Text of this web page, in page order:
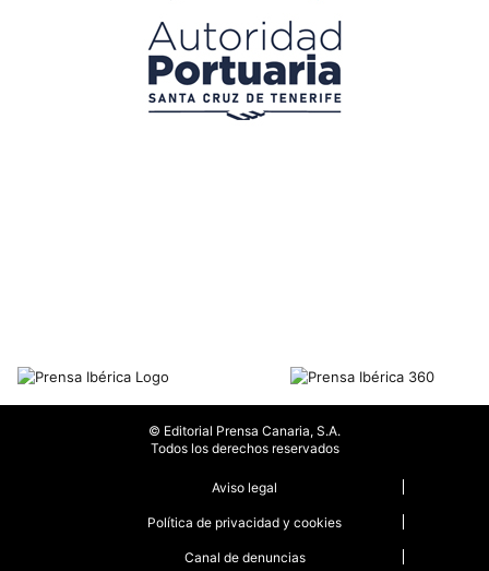
© Editorial Prensa Canaria, S.A.
Todos los derechos reservados
Aviso legal
Política de privacidad y cookies
Canal de denuncias